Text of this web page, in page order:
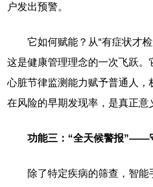
户发出预警。
它如何赋能？从“有症状才检
这是健康管理理念的一次飞跃。
心脏节律监测能力赋予普通人
在风险的早期发现率，是真正意
功能三：“全天候警报”——
除了特定疾病的筛查，智